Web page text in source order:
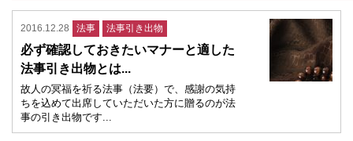
2016.12.28 法事 法事引き出物
必ず確認しておきたいマナーと適した
法事引き出物とは...
故人の冥福を祈る法事（法要）で、感謝の気持
ちを込めて出席していただいた方に贈るのが法
事の引き出物です...